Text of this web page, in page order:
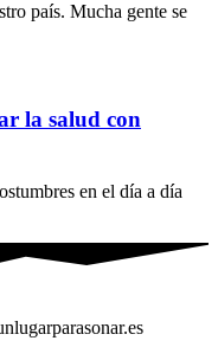
país. Mucha gente se
la salud con
en el día a día